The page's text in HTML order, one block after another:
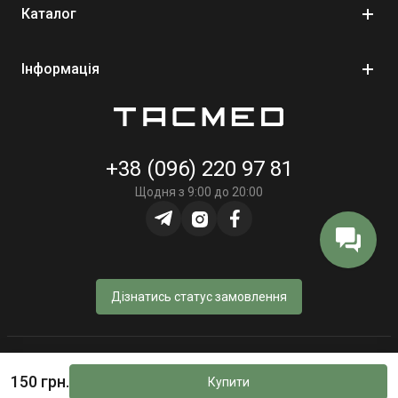
150 грн. Купити
Каталог
Інформація
+38 (096) 220 97 81
Щодня з 9:00 до 20:00
Дізнатись статус замовлення
© Інтернет-магазин «TacMed» - 2023–2026